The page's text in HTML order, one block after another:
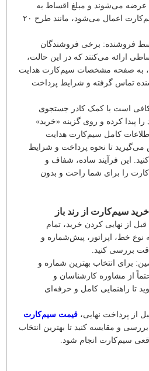
عرضه می‌شوند و مبلغ اقساط به
صورت ماهیانه روی قبض سیم‌کارت اعمال می‌شود، مانند طرح ۲۰
فروشنده: برخی فروشندگان
ارائه می‌کنند که در این حالت،
به صفحه مشخصات سیم‌کارت هدایت
تماس گرفته و شرایط پرداخت
کافی است با کمک کادر جستجوی
پیدا کرده و روی گزینه «خرید»
کامل سیم‌کارت هدایت
تا نحوه پرداخت و شرایط
این فرآیند ساده، شفاف و
را برای شما راحت و بدون
سیم‌کارت از رند باز
از نهایی کردن خرید، تمام
خط، اپراتور، پیش‌شماره و
بررسی کنید.
برای انتخاب بهترین شماره و
از مشاوره کارشناسان و
تا راهنمایی کامل و حرفه‌ای
از پرداخت نهایی، قیمت سیم‌کارت
و مقایسه کنید تا بهترین انتخاب
سیم‌کارت انجام شود.